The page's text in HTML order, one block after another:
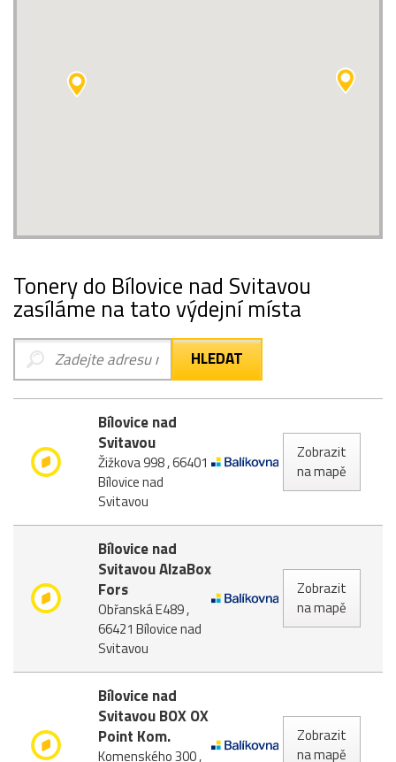
Tonery do Bílovice nad Svitavou
zasíláme na tato výdejní místa
Bílovice nad
Svitavou
Žižkova 998 , 66401
Bílovice nad
Svitavou
Zobrazit
na mapě
Bílovice nad
Svitavou AlzaBox
Fors
Obřanská E489 ,
66421 Bílovice nad
Svitavou
Zobrazit
na mapě
Bílovice nad
Svitavou BOX OX
Point Kom.
Komenského 300 ,
Zobrazit
na mapě